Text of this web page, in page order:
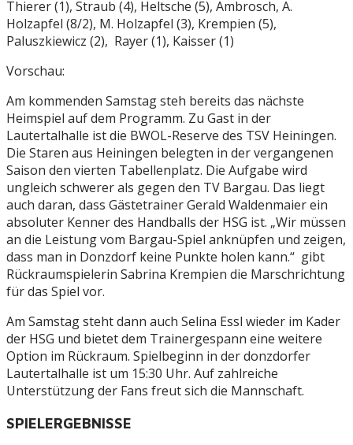
Thierer (1), Straub (4), Heltsche (5), Ambrosch, A.
Holzapfel (8/2), M. Holzapfel (3), Krempien (5),
Paluszkiewicz (2), Rayer (1), Kaisser (1)
Vorschau:
Am kommenden Samstag steh bereits das nächste
Heimspiel auf dem Programm. Zu Gast in der
Lautertalhalle ist die BWOL-Reserve des TSV Heiningen.
Die Staren aus Heiningen belegten in der vergangenen
Saison den vierten Tabellenplatz. Die Aufgabe wird
ungleich schwerer als gegen den TV Bargau. Das liegt
auch daran, dass Gästetrainer Gerald Waldenmaier ein
absoluter Kenner des Handballs der HSG ist. „Wir müssen
an die Leistung vom Bargau-Spiel anknüpfen und zeigen,
dass man in Donzdorf keine Punkte holen kann.“ gibt
Rückraumspielerin Sabrina Krempien die Marschrichtung
für das Spiel vor.
Am Samstag steht dann auch Selina Essl wieder im Kader
der HSG und bietet dem Trainergespann eine weitere
Option im Rückraum. Spielbeginn in der donzdorfer
Lautertalhalle ist um 15:30 Uhr. Auf zahlreiche
Unterstützung der Fans freut sich die Mannschaft.
SPIELERGEBNISSE